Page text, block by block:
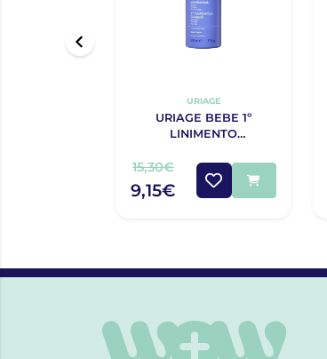
URIAGE
URIAGE BEBE 1º
LINIMENTO
15,30€
9,15€